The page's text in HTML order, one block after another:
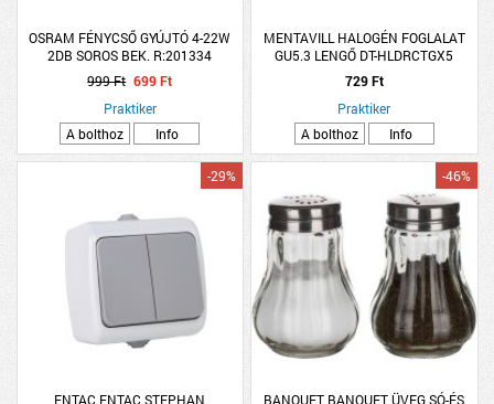
OSRAM FÉNYCSŐ GYÚJTÓ 4-22W
2DB SOROS BEK. R:201334
999 Ft 699 Ft
Praktiker
A bolthoz
Info
MENTAVILL HALOGÉN FOGLALAT
GU5.3 LENGŐ DT-HLDRCTGX5
729 Ft
Praktiker
A bolthoz
Info
ENTAC ENTAC STEPHAN
-29%
BANQUET BANQUET ÜVEG SÓ-ÉS
-46%